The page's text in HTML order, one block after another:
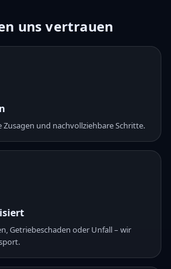
uns vertrauen
Zusagen und nachvollziehbare Schritte.
Getriebeschaden oder Unfall – wir